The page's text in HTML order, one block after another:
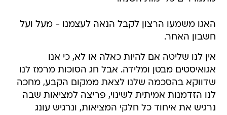
האגו משמעו הרצון לקבל הנאה לעצמנו - מעל ועל
חשבון האחר.
אין לנו שליטה אם להיות כאלה או לא, כי אנו
אגואיסטים מבטן ומלידה. אבל חג הסוכות מרמז לנו
שדווקא בהסכמה שלנו לצאת ממקום הקבע, מחכה
לנו הזדמנות אמיתית לשינוי, פריצה למציאות שבה
נרגיש את איחוד כל חלקי המציאות, ונרגיש עונג